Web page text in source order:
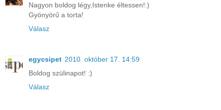
Nagyon boldog légy,Istenke éltessen!:)
Gyönyörű a torta!
Válasz
egycsipet 2010. október 17. 14:59
Boldog szülinapot! :)
Válasz